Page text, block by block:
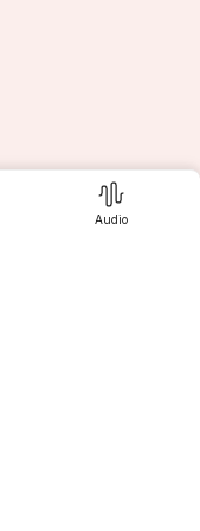
Audio